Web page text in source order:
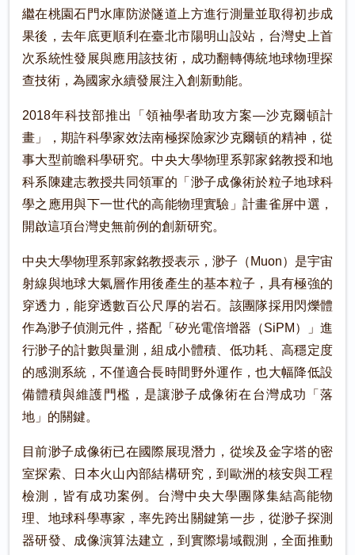
繼在桃園石門水庫防淤隧道上方進行測量並取得初步成
果後，去年底更順利在臺北市陽明山設站，台灣史上首
次系統性發展與應用該技術，成功翻轉傳統地球物理探
查技術，為國家永續發展注入創新動能。
2018年科技部推出「領袖學者助攻方案—沙克爾頓計
畫」，期許科學家效法南極探險家沙克爾頓的精神，從
事大型前瞻科學研究。中央大學物理系郭家銘教授和地
科系陳建志教授共同領軍的「渺子成像術於粒子地球科
學之應用與下一世代的高能物理實驗」計畫雀屏中選，
開啟這項台灣史無前例的創新研究。
中央大學物理系郭家銘教授表示，渺子（Muon）是宇宙
射線與地球大氣層作用後產生的基本粒子，具有極強的
穿透力，能穿透數百公尺厚的岩石。該團隊採用閃爍體
作為渺子偵測元件，搭配「矽光電倍增器（SiPM）」進
行渺子的計數與量測，組成小體積、低功耗、高穩定度
的感測系統，不僅適合長時間野外運作，也大幅降低設
備體積與維護門檻，是讓渺子成像術在台灣成功「落
地」的關鍵。
目前渺子成像術已在國際展現潛力，從埃及金字塔的密
室探索、日本火山內部結構研究，到歐洲的核安與工程
檢測，皆有成功案例。台灣中央大學團隊集結高能物
理、地球科學專家，率先跨出關鍵第一步，從渺子探測
器研發、成像演算法建立，到實際場域觀測，全面推動